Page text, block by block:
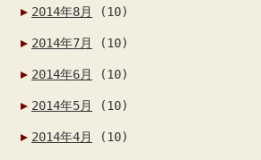
2014年8月 (10)
2014年7月 (10)
2014年6月 (10)
2014年5月 (10)
2014年4月 (10)